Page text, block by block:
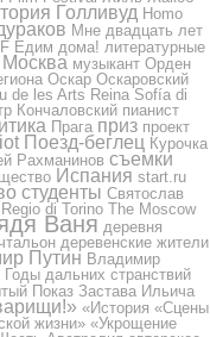
Голливуд Homo
Мне двадцать лет
Едим дома! литературные
Москва музыкант Орден
Оскар Оскаровский
de les Arts Reina Sofía di
Кончаловский пианист
Прага приз проект
Поезд-беглец Курочка
Рахманинов съемки
Испания start.ru
студенты Святослав
di Torino The Moscow
Ваня деревня
деревенские жители
Путин Владимир
Годы дальних странствий
Показ Застава Ильича
«История «Сцены
жизни» «Укрощение